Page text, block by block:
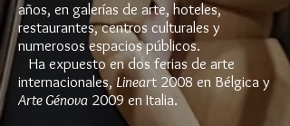
años, en galerías de arte, hoteles,
restaurantes, centros culturales y
numerosos espacios públicos.
Ha expuesto en dos ferias de arte
internacionales, Lineart 2008 en Bélgica y
Arte Génova 2009 en Italia.